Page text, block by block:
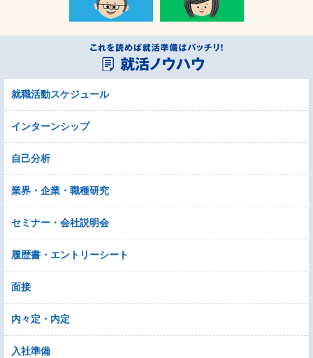
就職活動スケジュール
インターンシップ
自己分析
業界・企業・職種研究
セミナー・会社説明会
履歴書・エントリーシート
面接
内々定・内定
入社準備